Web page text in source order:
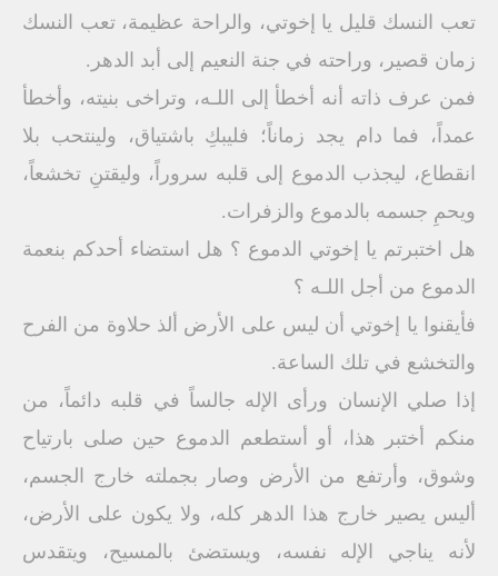
تعب النسك قليل يا إخوتي، والراحة عظيمة، تعب النسك
زمان قصير، وراحته في جنة النعيم إلى أبد الدهر.
فمن عرف ذاته أنه أخطأ إلى اللـه، وتراخى بنيته، وأخطأ
عمداً، فما دام يجد زماناً؛ فليبكِ باشتياق، ولينتحب بلا
انقطاع، ليجذب الدموع إلى قلبه سروراً، وليقتنِ تخشعاً،
ويحمِ جسمه بالدموع والزفرات.
هل اختبرتم يا إخوتي الدموع ؟ هل استضاء أحدكم بنعمة
الدموع من أجل اللـه ؟
فأيقنوا يا إخوتي أن ليس على الأرض ألذ حلاوة من الفرح
والتخشع في تلك الساعة.
إذا صلي الإنسان ورأى الإله جالساً في قلبه دائماً، من
منكم أختبر هذا، أو أستطعم الدموع حين صلى بارتياح
وشوق، وأرتفع من الأرض وصار بجملته خارج الجسم،
أليس يصير خارج هذا الدهر كله، ولا يكون على الأرض،
لأنه يناجي الإله نفسه، ويستضئ بالمسيح، ويتقدس